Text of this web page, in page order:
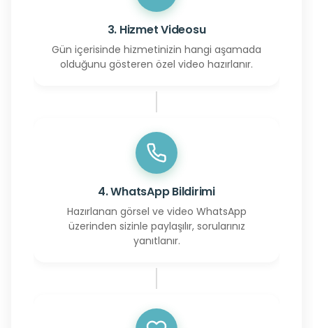
3. Hizmet Videosu
Gün içerisinde hizmetinizin hangi aşamada
olduğunu gösteren özel video hazırlanır.
4. WhatsApp Bildirimi
Hazırlanan görsel ve video WhatsApp
üzerinden sizinle paylaşılır, sorularınız
yanıtlanır.